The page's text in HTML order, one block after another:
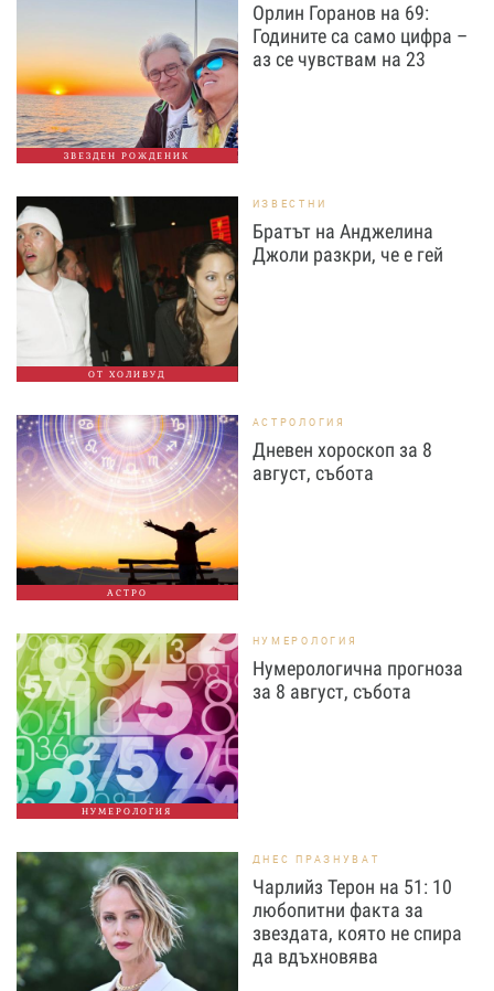
ЗВЕЗДЕН РОЖДЕНИК
Орлин Горанов на 69:
Годините са само цифра –
аз се чувствам на 23
ОТ ХОЛИВУД
ИЗВЕСТНИ
Братът на Анджелина
Джоли разкри, че е гей
АСТРО
АСТРОЛОГИЯ
Дневен хороскоп за 8
август, събота
НУМЕРОЛОГИЯ
НУМЕРОЛОГИЯ
Нумерологична прогноза
за 8 август, събота
ДНЕС ПРАЗНУВАТ
Чарлийз Терон на 51: 10
любопитни факта за
звездата, която не спира
да вдъхновява